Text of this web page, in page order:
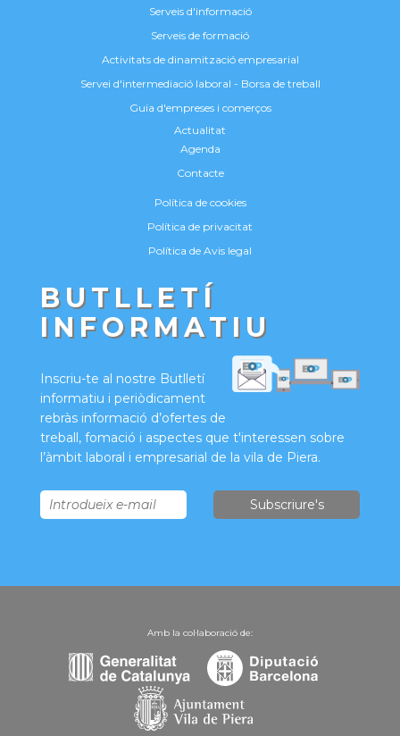
Serveis d'informació
Serveis de formació
Activitats de dinamització empresarial
Servei d'intermediació laboral - Borsa de treball
Guia d'empreses i comerços
Actualitat
Agenda
Contacte
Política de cookies
Política de privacitat
Política de Avis legal
BUTLLETÍ
INFORMATIU
Inscriu-te al nostre Butlletí
informatiu i periòdicament
rebràs informació d’ofertes de
treball, fomació i aspectes que t'interessen sobre
l’àmbit laboral i empresarial de la vila de Piera.
Amb la col·laboració de: